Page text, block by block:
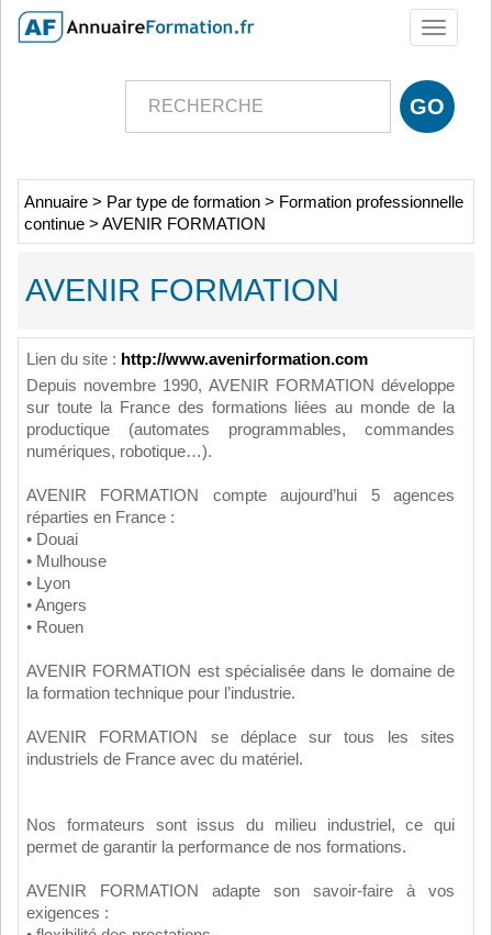
Toggle
Annuaire > Par type de formation > Formation professionnelle
continue > AVENIR FORMATION
AVENIR FORMATION
Lien du site : http://www.avenirformation.com
Depuis novembre 1990, AVENIR FORMATION développe
sur toute la France des formations liées au monde de la
productique (automates programmables, commandes
numériques, robotique…).
AVENIR FORMATION compte aujourd’hui 5 agences
réparties en France :
• Douai
• Mulhouse
• Lyon
• Angers
• Rouen
AVENIR FORMATION est spécialisée dans le domaine de
la formation technique pour l’industrie.
AVENIR FORMATION se déplace sur tous les sites
industriels de France avec du matériel.
Nos formateurs sont issus du milieu industriel, ce qui
permet de garantir la performance de nos formations.
AVENIR FORMATION adapte son savoir-faire à vos
exigences :